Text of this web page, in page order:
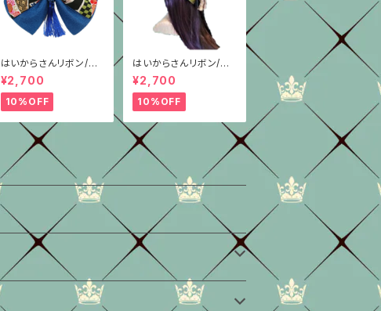
はいからさんリボン/柄
重ね/青ちりめん
¥2,700
10%OFF
はいからさんリボン/柄
重ね/抹茶グリーン/4
種/ちりめん
¥2,700
10%OFF